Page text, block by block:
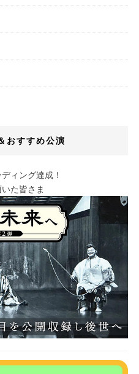
おすすめ公演
ィング達成！
た皆さま